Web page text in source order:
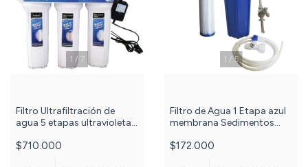
1 / 7
Filtro Ultrafiltración de
agua 5 etapas ultravioleta
-535-
$710.000
1 /5
Filtro de Agua 1 Etapa azul
membrana Sedimentos
129-73-87-99-
$172.000